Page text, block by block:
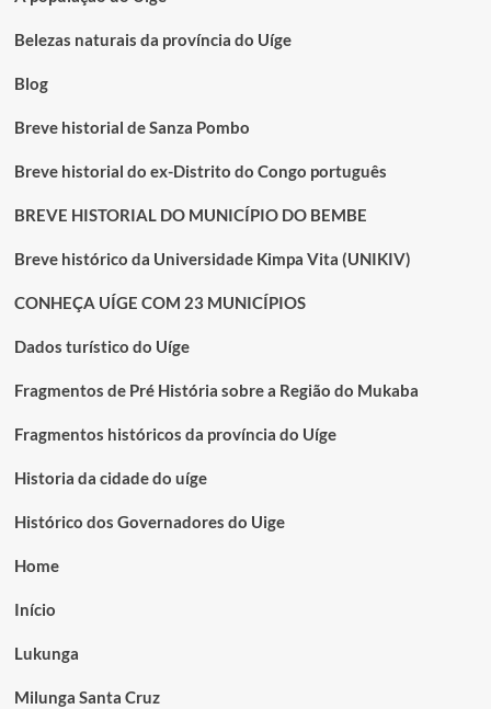
Belezas naturais da província do Uíge
Blog
Breve historial de Sanza Pombo
Breve historial do ex-Distrito do Congo português
BREVE HISTORIAL DO MUNICÍPIO DO BEMBE
Breve histórico da Universidade Kimpa Vita (UNIKIV)
CONHEÇA UÍGE COM 23 MUNICÍPIOS
Dados turístico do Uíge
Fragmentos de Pré História sobre a Região do Mukaba
Fragmentos históricos da província do Uíge
Historia da cidade do uíge
Histórico dos Governadores do Uige
Home
Início
Lukunga
Milunga Santa Cruz